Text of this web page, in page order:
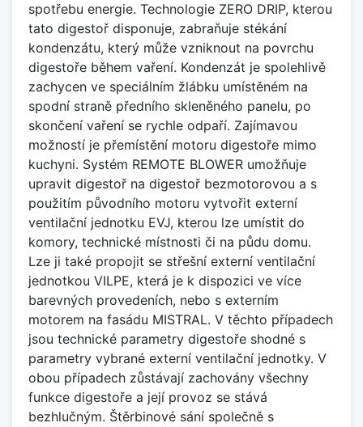
spotřebu energie. Technologie ZERO DRIP, kterou
tato digestoř disponuje, zabraňuje stékání
kondenzátu, který může vzniknout na povrchu
digestoře během vaření. Kondenzát je spolehlivě
zachycen ve speciálním žlábku umístěném na
spodní straně předního skleněného panelu, po
skončení vaření se rychle odpaří. Zajímavou
možností je přemístění motoru digestoře mimo
kuchyni. Systém REMOTE BLOWER umožňuje
upravit digestoř na digestoř bezmotorovou a s
použitím původního motoru vytvořit externí
ventilační jednotku EVJ, kterou lze umístit do
komory, technické místnosti či na půdu domu.
Lze ji také propojit se střešní externí ventilační
jednotkou VILPE, která je k dispozici ve více
barevných provedeních, nebo s externím
motorem na fasádu MISTRAL. V těchto případech
jsou technické parametry digestoře shodné s
parametry vybrané externí ventilační jednotky. V
obou případech zůstávají zachovány všechny
funkce digestoře a její provoz se stává
bezhlučným. Štěrbinové sání společně s